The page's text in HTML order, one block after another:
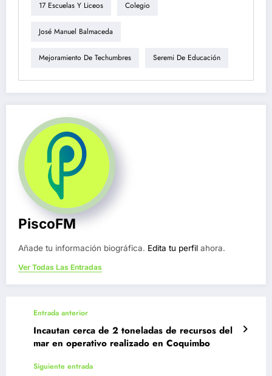
17 Escuelas Y Liceos Colegio
José Manuel Balmaceda
Mejoramiento De Techumbres Seremi De Educación
PiscoFM
Añade tu información biográfica. Edita tu perfil ahora.
Ver Todas Las Entradas
Entrada anterior
Incautan cerca de 2 toneladas de recursos del
mar en operativo realizado en Coquimbo
Siguiente entrada